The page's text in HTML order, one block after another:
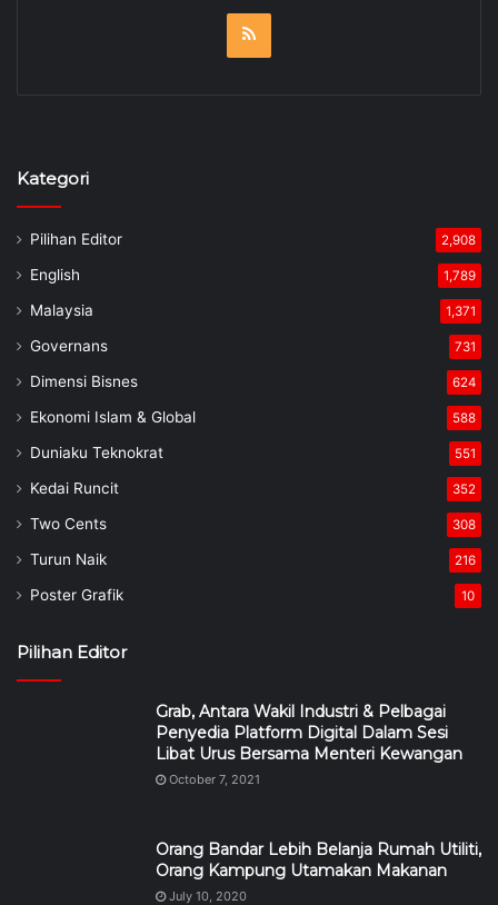
Kategori
Pilihan Editor 2,908
English 1,789
Malaysia 1,371
Governans 731
Dimensi Bisnes 624
Ekonomi Islam & Global 588
Duniaku Teknokrat 551
Kedai Runcit 352
Two Cents 308
Turun Naik 216
Poster Grafik 10
Pilihan Editor
Grab, Antara Wakil Industri & Pelbagai
Penyedia Platform Digital Dalam Sesi
Libat Urus Bersama Menteri Kewangan
October 7, 2021
Orang Bandar Lebih Belanja Rumah Utiliti,
Orang Kampung Utamakan Makanan
July 10, 2020